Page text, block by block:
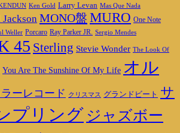
Ken Gold Larry Levan Mas Que Nada
MONO盤 MURO One Note
Weller Porcaro Ray Parker JR. Sergio Mendes
45 Sterling Stevie Wonder The Look Of
You Are The Sunshine Of My Life オル
ーレコード クリスマス グランドビート サ
プリング ジャズボー